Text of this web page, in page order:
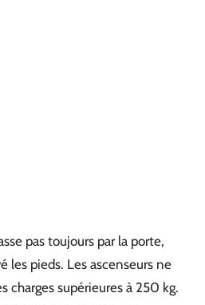
pas toujours par la porte,
les pieds. Les ascenseurs ne
charges supérieures à 250 kg.